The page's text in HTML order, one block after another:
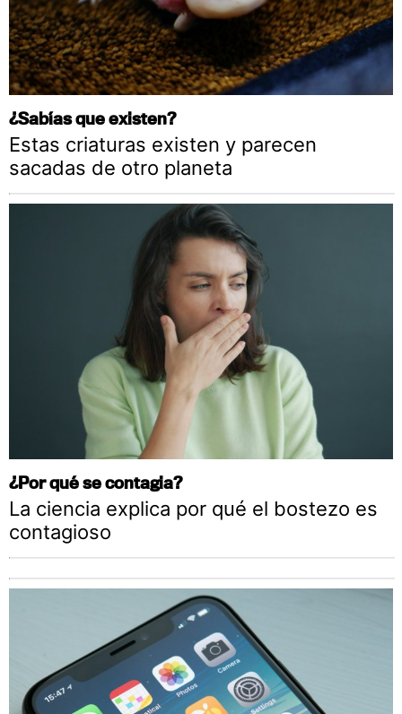
¿Sabías que existen?
Estas criaturas existen y parecen
sacadas de otro planeta
¿Por qué se contagia?
La ciencia explica por qué el bostezo es
contagioso